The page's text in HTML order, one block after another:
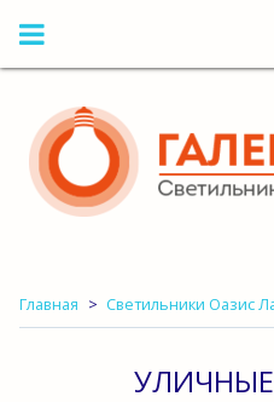
Главная Светильники Оазис